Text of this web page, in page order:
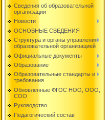
Сведения об образовательной
организации
Новости
ОСНОВНЫЕ СВЕДЕНИЯ
Структура и органы управления
образовательной организацией
Официальные документы
Образование
Образовательные стандарты и
требования
Обновленные ФГОС НОО, ООО,
СОО
Руководство
Педагогический состав